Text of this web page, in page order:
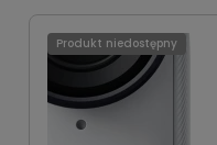
Produkt niedostępny